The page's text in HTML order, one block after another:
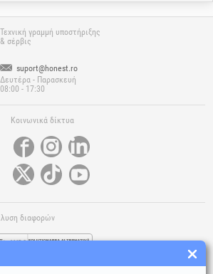
Τεχνική γραμμή υποστήριξης
& σέρβις
suport@honest.ro
Δευτέρα - Παρασκευή
08:00 - 17:30
Κοινωνικά δίκτυα
διαφορών